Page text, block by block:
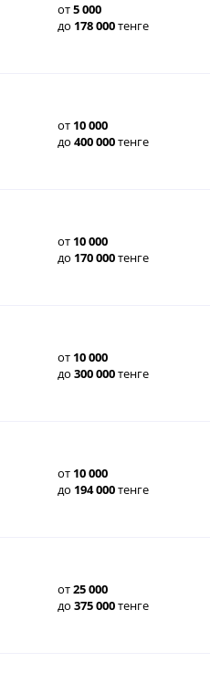
от5000
до 178000тенге
от 10000
до 400000тенге
от 10000
до 170000тенге
от 10000
до 300000тенге
от 10000
до 194000тенге
от25000
до 375000тенге